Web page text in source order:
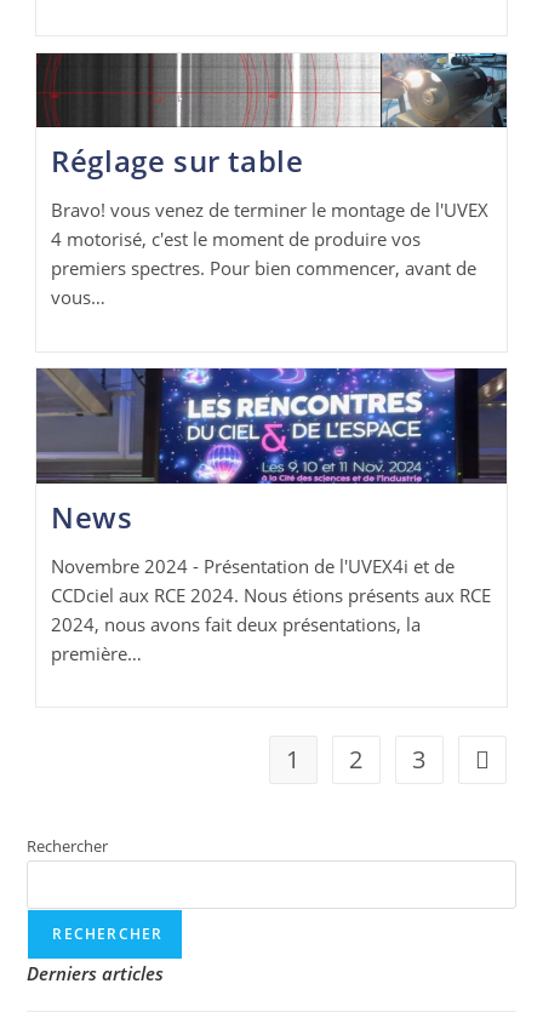
Réglage sur table
Bravo! vous venez de terminer le montage de l'UVEX
4 motorisé, c'est le moment de produire vos
premiers spectres. Pour bien commencer, avant de
vous…
News
Novembre 2024 - Présentation de l'UVEX4i et de
CCDciel aux RCE 2024. Nous étions présents aux RCE
2024, nous avons fait deux présentations, la
première…
1 2 3
Rechercher
RECHERCHER
Derniers articles